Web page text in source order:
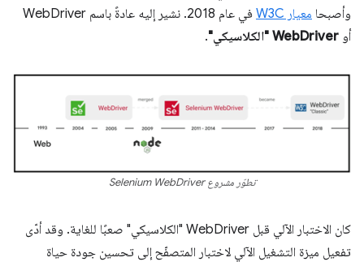
وأصبحا معيار W3C
في عام 2018. نشير إليه عادةً باسم WebDriver
أو WebDriver "الكلاسيكي" .
تطوّر مشروع Selenium WebDriver
كان الاختبار الآلي قبل WebDriver "الكلاسيكي" صعبًا للغاية. وقد أدّى
تفعيل ميزة التشغيل الآلي لاختبار المتصفّح إلى تحسين جودة حياة